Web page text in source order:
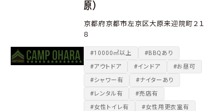
原）
京都府京都市左京区大原来迎院町２１
８
#10000㎡以上
#BBQあり
#アウトドア
#インドア
#お昼可
#シャワー有
#ナイターあり
#レンタル有
#売店有
#女性トイレ有
#女性用更衣室有